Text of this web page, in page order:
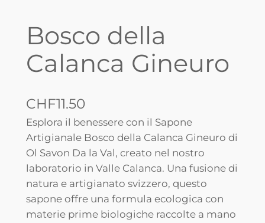
Bosco della
Calanca Gineuro
CHF11.50
Esplora il benessere con il Sapone
Artigianale Bosco della Calanca Gineuro di
Ol Savon Da la Val, creato nel nostro
laboratorio in Valle Calanca. Una fusione di
natura e artigianato svizzero, questo
sapone offre una formula ecologica con
materie prime biologiche raccolte a mano